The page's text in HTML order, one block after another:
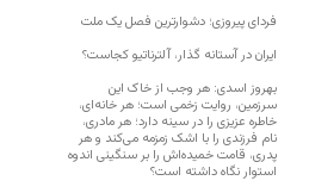
فردای پیروزی؛ دشوارترین فصل یک ملت
ایران در آستانه گذار، آلترناتیو کجاست؟
بهروز اسدی: هر وجب از خاک‌ این
سرزمین، روایت زخمی است؛ هر خانه‌ای،
خاطره عزیزی را در سینه دارد؛ هر مادری،
نام فرزندی را با اشک زمزمه می‌کند و هر
پدری، قامت خمیده‌اش را بر سنگینی اندوه
استوار نگاه داشته است؟